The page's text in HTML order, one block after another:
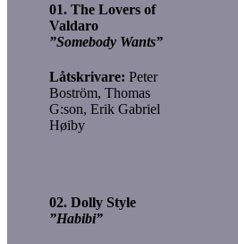
01. The Lovers of
Valdaro
”Somebody Wants”
Låtskrivare: Peter
Boström, Thomas
G:son, Erik Gabriel
Høiby
02. Dolly Style
”Habibi”